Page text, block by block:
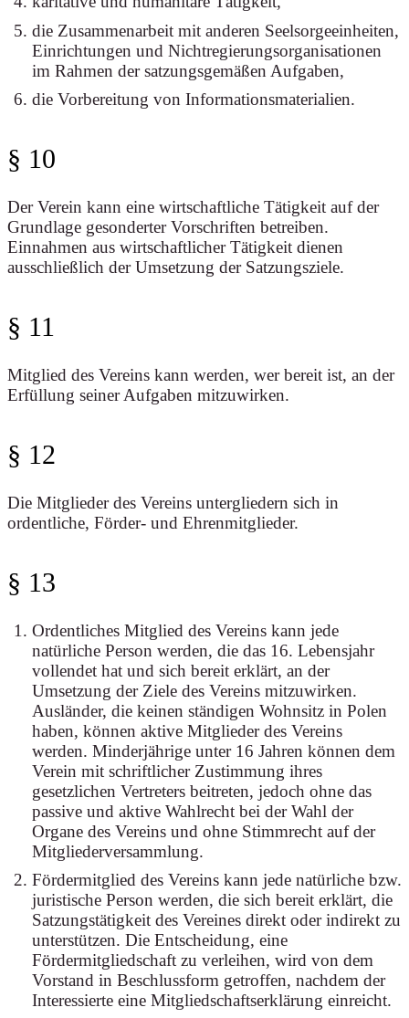
die Zusammenarbeit mit anderen Seelsorgeeinheiten,
Einrichtungen und Nichtregierungsorganisationen
im Rahmen der satzungsgemäßen Aufgaben,
die Vorbereitung von Informationsmaterialien.
§ 10
Der Verein kann eine wirtschaftliche Tätigkeit auf der
Grundlage gesonderter Vorschriften betreiben.
Einnahmen aus wirtschaftlicher Tätigkeit dienen
ausschließlich der Umsetzung der Satzungsziele.
§ 11
Mitglied des Vereins kann werden, wer bereit ist, an der
Erfüllung seiner Aufgaben mitzuwirken.
§ 12
Die Mitglieder des Vereins untergliedern sich in
ordentliche, Förder- und Ehrenmitglieder.
§ 13
Ordentliches Mitglied des Vereins kann jede
natürliche Person werden, die das 16. Lebensjahr
vollendet hat und sich bereit erklärt, an der
Umsetzung der Ziele des Vereins mitzuwirken.
Ausländer, die keinen ständigen Wohnsitz in Polen
haben, können aktive Mitglieder des Vereins
werden. Minderjährige unter 16 Jahren können dem
Verein mit schriftlicher Zustimmung ihres
gesetzlichen Vertreters beitreten, jedoch ohne das
passive und aktive Wahlrecht bei der Wahl der
Organe des Vereins und ohne Stimmrecht auf der
Mitgliederversammlung.
Fördermitglied des Vereins kann jede natürliche bzw.
juristische Person werden, die sich bereit erklärt, die
Satzungstätigkeit des Vereines direkt oder indirekt zu
unterstützen. Die Entscheidung, eine
Fördermitgliedschaft zu verleihen, wird von dem
Vorstand in Beschlussform getroffen, nachdem der
Interessierte eine Mitgliedschaftserklärung einreicht.